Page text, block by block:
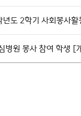
도 2학기 사회봉사
병원 봉사 참여 학생 [